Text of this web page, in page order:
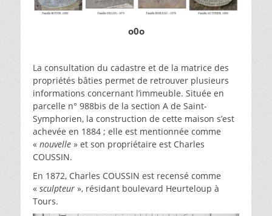
o0o
La consultation du cadastre et de la matrice des
propriétés bâties permet de retrouver plusieurs
informations concernant l’immeuble. Située en
parcelle n° 988bis de la section A de Saint-
Symphorien, la construction de cette maison s’est
achevée en 1884 ; elle est mentionnée comme
« nouvelle » et son propriétaire est Charles
COUSSIN.
En 1872, Charles COUSSIN est recensé comme
« sculpteur », résidant boulevard Heurteloup à
Tours.